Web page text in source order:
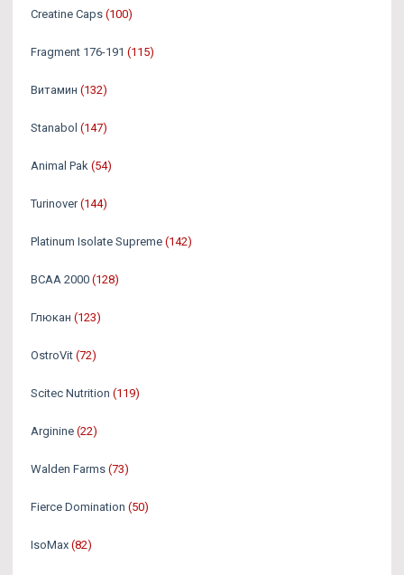
Creatine Caps (100)
Fragment 176-191 (115)
Витамин (132)
Stanabol (147)
Animal Pak (54)
Turinover (144)
Platinum Isolate Supreme (142)
BCAA 2000 (128)
Глюкан (123)
OstroVit (72)
Scitec Nutrition (119)
Arginine (22)
Walden Farms (73)
Fierce Domination (50)
IsoMax (82)